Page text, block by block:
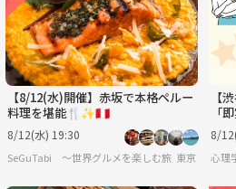
【8/12(水)開催】赤坂で本格ペルー
料理を堪能🍴✨🇵🇪
8/12(水) 19:30
SeGuTabi 〜世界グルメを楽しむ旅 in Tokyo〜
東京
【
「
決
8/
心理